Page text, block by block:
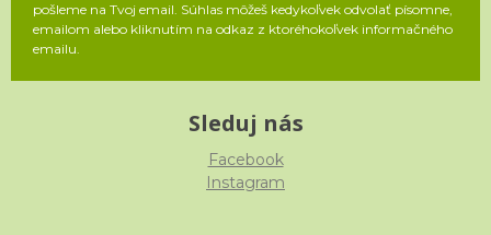
pošleme na Tvoj email. Súhlas môžeš kedykoľvek odvolať písomne,
emailom alebo kliknutím na odkaz z ktoréhokoľvek informačného
emailu.
Sleduj nás
Facebook
Instagram